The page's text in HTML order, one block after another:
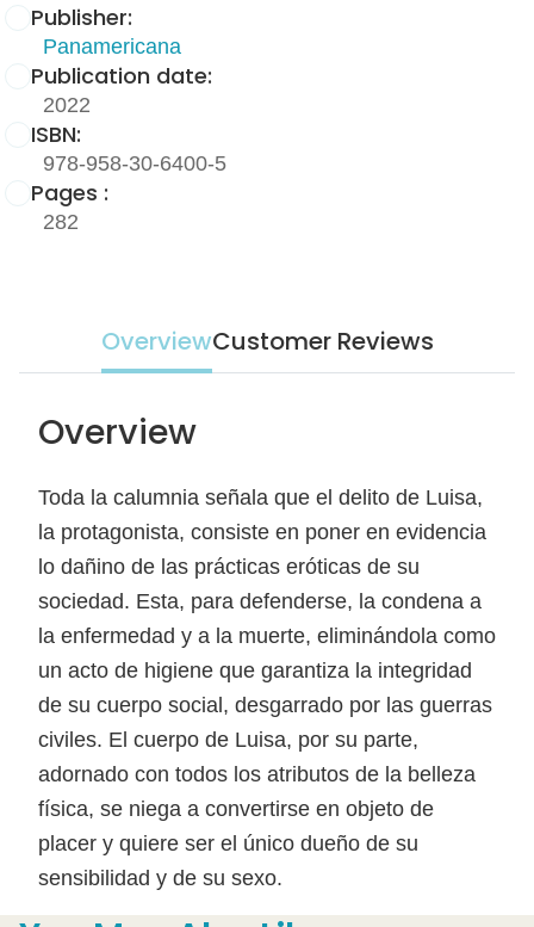
Publisher:
Panamericana
Publication date:
2022
ISBN:
978-958-30-6400-5
Pages :
282
OverviewCustomer Reviews
Overview
Toda la calumnia señala que el delito de Luisa,
la protagonista, consiste en poner en evidencia
lo dañino de las prácticas eróticas de su
sociedad. Esta, para defenderse, la condena a
la enfermedad y a la muerte, eliminándola como
un acto de higiene que garantiza la integridad
de su cuerpo social, desgarrado por las guerras
civiles. El cuerpo de Luisa, por su parte,
adornado con todos los atributos de la belleza
física, se niega a convertirse en objeto de
placer y quiere ser el único dueño de su
sensibilidad y de su sexo.